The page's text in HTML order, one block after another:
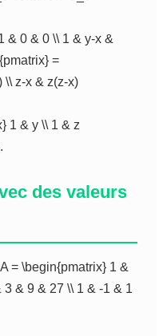
& 0 & 0 \\ 1 & y-x &
=
\\ z-x & z(z-x)
1 & y \\ 1 & z
des valeurs
= \begin{pmatrix} 1 &
& 9 & 27 \\ 1 & -1 & 1